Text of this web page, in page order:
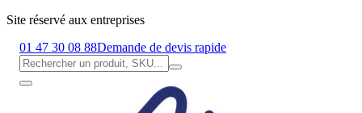
Site réservé aux entreprises
01 47 30 08 88Demande de devis rapide